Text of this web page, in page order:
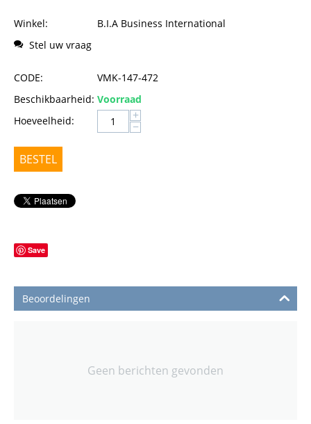
Winkel:
B.I.A Business International
Stel uw vraag
CODE:
VMK-147-472
Beschikbaarheid: Voorraad
Hoeveelheid:
+
−
BESTEL
Save
Beoordelingen
Geen berichten gevonden